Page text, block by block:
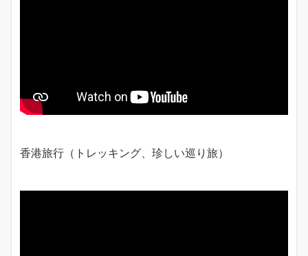
香港旅行（トレッキング、珍しい巡り旅）